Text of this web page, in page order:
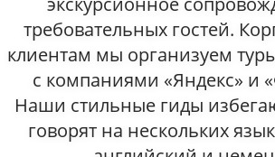
требовательных гостей.
клиентам мы организуем
с компаниями «Яндекс» и
Наши стильные гиды
говорят на нескольких